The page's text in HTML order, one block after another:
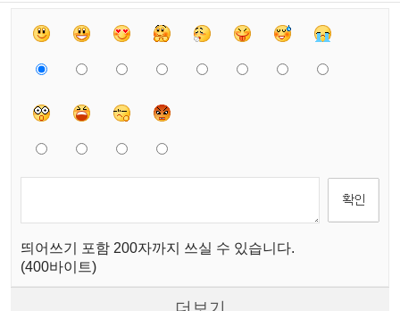
띄어쓰기 포함 200자까지 쓰실 수 있습니다.
(400바이트)